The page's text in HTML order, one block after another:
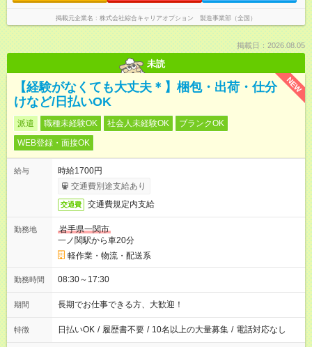
掲載元企業名 株式会社綜合キャリアオプション 製造事業部（全国）
掲載日：2026.08.05
未読
NEW
【経験がなくても大丈夫＊】梱包・出荷・仕分
けなど/日払いOK
派遣 職種未経験OK 社会人未経験OK
ブランクOK
WEB登録・面接OK
給与
時給1700円
交通費別途支給あり
交通費 交通費規定内支給
勤務地
岩手県一関市
一ノ関駅から車20分
軽作業・物流・配送系
勤務時間 08:30～17:30
期間 長期でお仕事できる方、大歓迎！
特徴 日払いOK / 履歴書不要 / 10名以上の大量募集 / 電話対応なし